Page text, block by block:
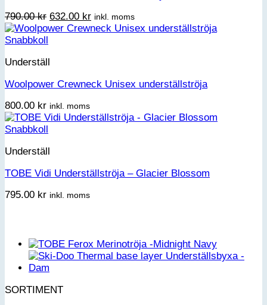
790.00kr Det
ursprungliga
790.00 kr.
632.00 krDet
nuvarande
inkl. moms
Snabbkoll
Underställ
Woolpower Crewneck Unisex underställströja
800.00 kr inkl. moms
Snabbkoll
Underställ
TOBE Vidi Underställströja – Glacier Blossom
795.00 kr inkl. moms
SORTIMENT